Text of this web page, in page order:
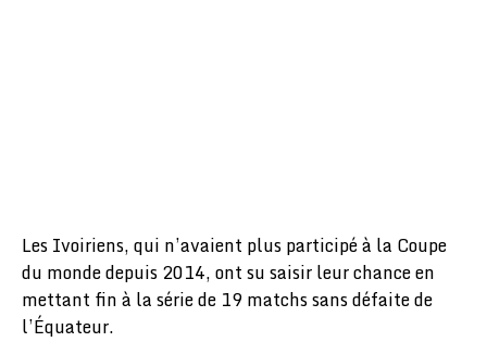
Les Ivoiriens, qui n’avaient plus participé à la Coupe
du monde depuis 2014, ont su saisir leur chance en
mettant fin à la série de 19 matchs sans défaite de
l’Équateur.